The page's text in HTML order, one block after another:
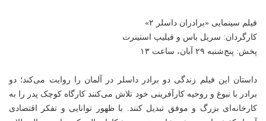
فیلم سینمایی «برادران داسلر ۲»
کارگردان: سریل باس و فیلیپ استینرت
پخش: پنج‌شنبه ۲۹ آبان، ساعت ۱۳
داستان این فیلم زندگی دو برادر داسلر در آلمان را روایت می‌کند؛ دو
برادر با نبوغ و روحیه کارآفرینی خود تلاش می‌کنند کارگاه کوچک پدر را به
کارخانه‌ای بزرگ و موفق تبدیل کنند. با ظهور توانایی و تفکر اقتصادی